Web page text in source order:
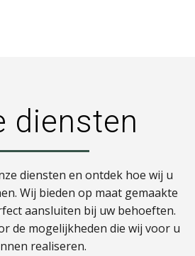
diensten
diensten en ontdek hoe wij u
Wij bieden op maat gemaakte
aansluiten bij uw behoeften.
de mogelijkheden die wij voor u
realiseren.